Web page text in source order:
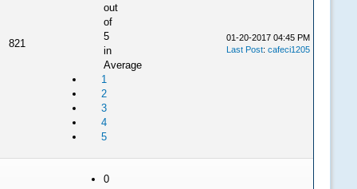
821
out
of
5
in
Average
1
2
3
4
5
01-20-2017 04:45 PM
Last Post: cafeci1205
0